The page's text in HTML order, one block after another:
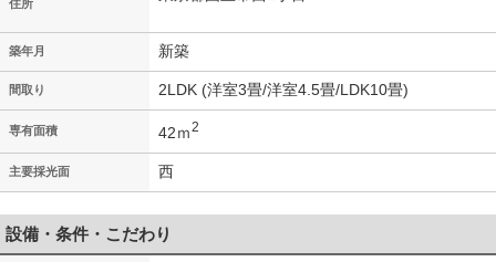
住所
築年月 新築
間取り 2LDK (洋室3畳/洋室4.5畳/LDK10畳)
専有面積 42ｍ2
主要採光面 西
設備・条件・こだわり